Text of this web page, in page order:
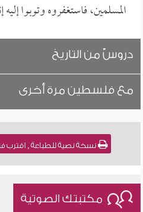
المسلمين، فاستغفروه وتوبوا
دروسٌ من التاريخ
مع فلسطين مرة أخرى
نسخة نصية للطباعة , اقترب
مكتبتك الصوتية